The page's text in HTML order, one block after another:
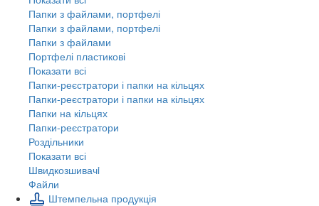
Папки з файлами, портфелі
Папки з файлами, портфелі
Папки з файлами
Портфелі пластикові
Показати всі
Папки-реєстратори і папки на кільцях
Папки-реєстратори і папки на кільцях
Папки на кільцях
Папки-реєстратори
Роздільники
Показати всі
Швидкозшивачi
Файли
Штемпельна продукція